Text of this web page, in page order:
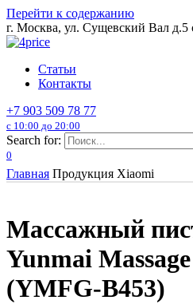
Перейти к содержанию
г. Москва, ул. Сущевский Вал д.5
Статьи
Контакты
+7 903 509 78 77
с 10:00 до 20:00
Search for:
0
Главная Продукция Xiaomi
Массажный
Yunmai
(YMFG-B453)